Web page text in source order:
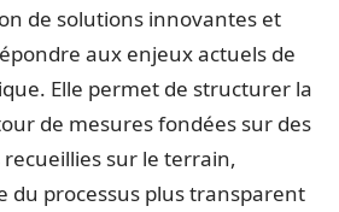
de solutions innovantes et
aux enjeux actuels de
Elle permet de structurer la
de mesures fondées sur des
sur le terrain,
du processus plus transparent